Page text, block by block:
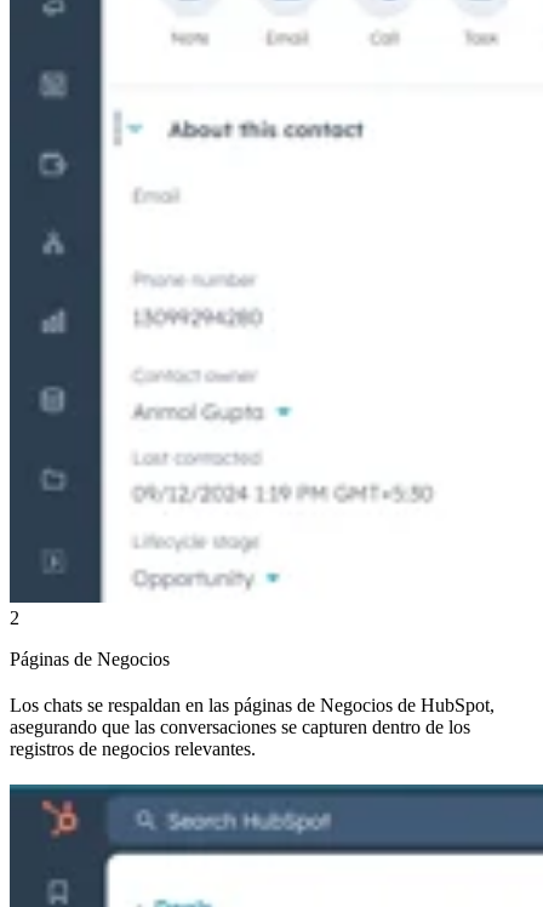
2
Páginas de Negocios
Los chats se respaldan en las páginas de Negocios de HubSpot,
asegurando que las conversaciones se capturen dentro de los
registros de negocios relevantes.